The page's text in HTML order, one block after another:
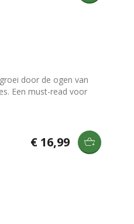
door de ogen van
Een must-read voor
€ 16,99